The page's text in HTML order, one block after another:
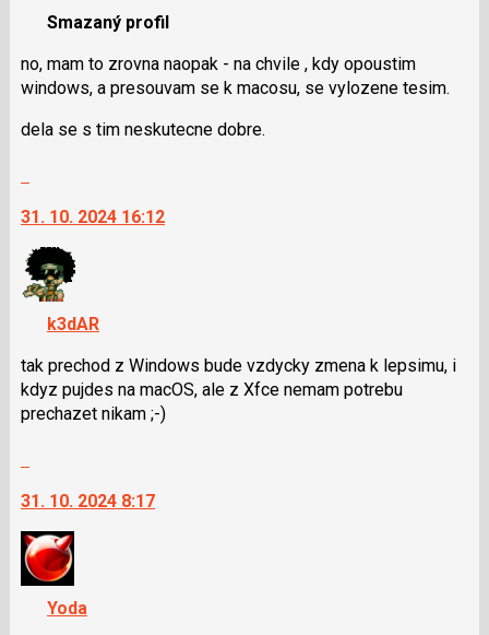
názor.
navigaci
lze
použít
pro
následující
a
P
pro
předchozí
nový
názor
Smazaný profil
no, mam to zrovna naopak - na chvile , kdy opoustim
windows, a presouvam se k macosu, se vylozene tesim.
dela se s tim neskutecne dobre.
další
nový
názor.
K
navigaci
lze
použít
i
klávesy
a
P
pro
předchozí
nový
31. 10. 2024 16:12
k3dAR
tak prechod z Windows bude vzdycky zmena k lepsimu, i
kdyz pujdes na macOS, ale z Xfce nemam potrebu
prechazet nikam ;-)
další
nový
názor.
K
navigaci
lze
31. 10. 2024 8:17
Yoda